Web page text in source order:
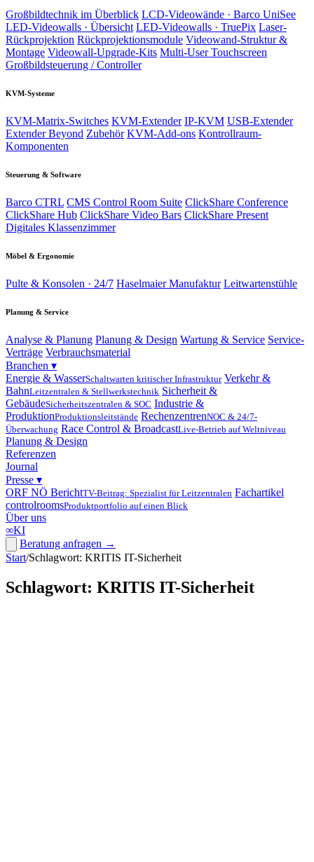
Großbildtechnik im Überblick LCD-Videowände · Barco UniSee
LED-Videowalls · Übersicht LED-Videowalls · TruePix Laser-
Rückprojektion Rückprojektionsmodule Videowand-Struktur &
Montage Videowall-Upgrade-Kits Multi-User Touchscreen
Großbildsteuerung / Controller
KVM-Systeme
KVM-Matrix-Switches KVM-Extender IP-KVM USB-Extender
Extender Beyond Zubehör KVM-Add-ons Kontrollraum-
Komponenten
Steuerung & Software
Barco CTRL CMS Control Room Suite ClickShare Conference
ClickShare Hub ClickShare Video Bars ClickShare Present
Digitales Klassenzimmer
Möbel & Ergonomie
Pulte & Konsolen · 24/7 Haselmaier Manufaktur Leitwartenstühle
Planung & Service
Analyse & Planung Planung & Design Wartung & Service Service-
Verträge Verbrauchsmaterial
Branchen ▾
Energie & WasserSchaltwarten kritischer Infrastruktur Verkehr &
BahnLeitzentralen & Stellwerkstechnik Sicherheit &
GebäudeSicherheitszentralen & SOC Industrie &
ProduktionProduktionsleitstände RechenzentrenNOC & 24/7-
Überwachung Race Control & BroadcastLive-Betrieb auf Weltniveau
Planung & Design
Referenzen
Journal
Presse ▾
ORF NÖ BerichtTV-Beitrag: Spezialist für Leitzentralen Fachartikel
controlroomsProduktportfolio auf einen Blick
Über uns
∞KI
Beratung anfragen →
Start/Schlagwort: KRITIS IT-Sicherheit
Schlagwort: KRITIS IT-Sicherheit